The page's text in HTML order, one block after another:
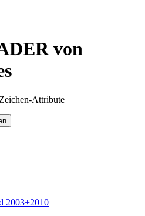
von
Attribute
2003+2010